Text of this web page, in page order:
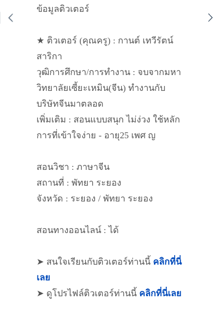
ข้อมูลติวเตอร์
★ ติวเตอร์ (คุณครู) : กานต์ เทวีรัตน์
สาริกา
วุฒิการศึกษา/การทำงาน : จบจากมหา
วิทยาลัยเซี้ยะเหมิน(จีน) ทำงานกับ
บริษัทจีนมาตลอด
เพิ่มเติม : สอนแบบสนุก ไม่ง่วง ใช้หลัก
การที่เข้าใจง่าย - อายุ25 เพศ ญ
สอนวิชา : ภาษาจีน
สถานที่ : พัทยา ระยอง
จังหวัด : ระยอง / พัทยา ระยอง
สอนทางออนไลน์ : ได้
➤ สนใจเรียนกับติวเตอร์ท่านนี้ คลิกที่นี่
เลย
➤ ดูโปรไฟล์ติวเตอร์ท่านนี้ คลิกที่นี่เลย